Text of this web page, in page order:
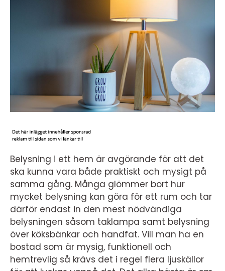
Belysning i ett hem är avgörande för att det
ska kunna vara både praktiskt och mysigt på
samma gång. Många glömmer bort hur
mycket belysning kan göra för ett rum och tar
därför endast in den mest nödvändiga
belysningen såsom taklampa samt belysning
över köksbänkar och handfat. Vill man ha en
bostad som är mysig, funktionell och
hemtrevlig så krävs det i regel flera ljuskällor